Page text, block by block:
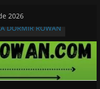
2026
DORMIR ROWAN